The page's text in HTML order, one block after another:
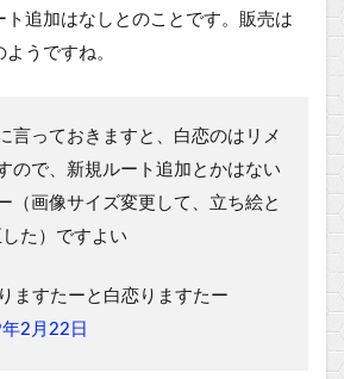
ト追加はなしとのことです。販売は
うですね。
言っておきますと、白恋のはリメ
ので、新規ルート追加とかはない
（画像サイズ変更して、立ち絵と
た）ですよい
ますたーと白恋りますたー
2月22日